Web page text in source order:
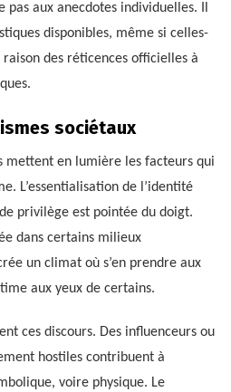
pas aux anecdotes individuelles. Il
disponibles, même si celles-
des réticences officielles à
sociétaux
mettent en lumière les facteurs qui
L’essentialisation de l’identité
privilège est pointée du doigt.
dans certains milieux
un climat où s’en prendre aux
aux yeux de certains.
ces discours. Des influenceurs ou
hostiles contribuent à
voire physique. Le